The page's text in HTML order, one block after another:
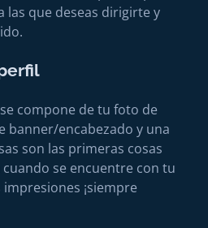
las que deseas dirigirte y
compone de tu foto de
banner/encabezado y una
son las primeras cosas
se encuentre con tu
¡siempre